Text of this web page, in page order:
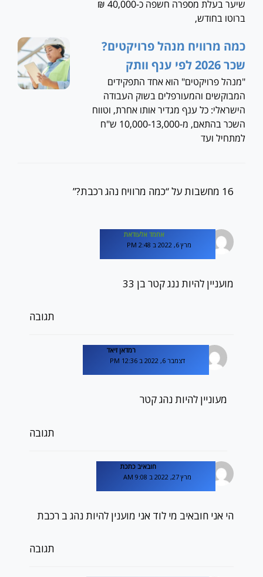
שיער בעלת מספרה חשפה כ-40,000 ₪
ברוטו בחודש,
כמה מרוויח מנהל פרויקטים?
שכר 2026 לפי ענף וותק
"מנהל פרויקטים" הוא אחד התפקידים
המבוקשים והמעורפלים בשוק העבודה
הישראלי: כל ענף מגדיר אותו אחרת, וטווח
השכר בהתאם, מ-10,000-13,000 ש"ח
למתחיל ועד
16 מחשבות על “כמה מרוויח נהג רכבת?”
אחמד אלעודאת
מרץ 6, 2022 ב 2:48 PM
מועניין להיות ננג קטר בן 33
תגובה
רמדאן זיאד
דצמבר 6, 2022 ב 12:36 PM
מעוניין להיות נהג קטר
תגובה
חובאיב כתכת
מרץ 27, 2022 ב 9:08 AM
הי אני חובאיב מי לוד אני מוענין להיות נהג ב רכבת
תגובה